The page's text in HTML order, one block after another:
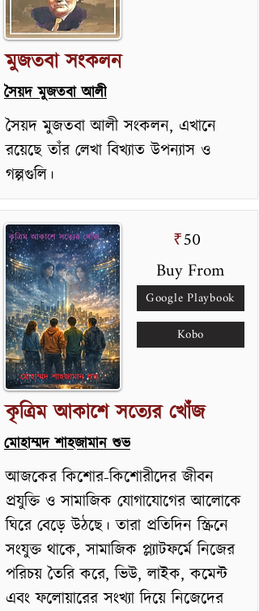
মুজতবা সংকলন
সৈয়দ মুজতবা আলী
সৈয়দ মুজতবা আলী সংকলন, এখানে
রয়েছে তাঁর লেখা বিখ্যাত উপন্যাস ও
গল্পগুলি।
₹50
Buy From
Google Playbook
Kobo
কৃত্রিম আকাশে সত্যের খোঁজ
মোহাম্মদ শাহজামান শুভ
আজকের কিশোর-কিশোরীদের জীবন
প্রযুক্তি ও সামাজিক যোগাযোগের আলোকে
ঘিরে বেড়ে উঠছে। তারা প্রতিদিন স্ক্রিনে
সংযুক্ত থাকে, সামাজিক প্ল্যাটফর্মে নিজের
পরিচয় তৈরি করে, ভিউ, লাইক, কমেন্ট
এবং ফলোয়ারের সংখ্যা দিয়ে নিজেদের